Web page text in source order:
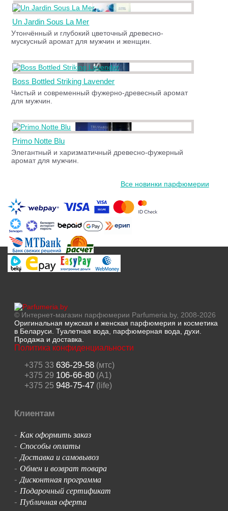
Un Jardin Sous La Mer
Утончённый и глубокий цветочный древесно-
мускусный аромат для мужчин и женщин.
Boss Bottled Striking Lavender
Чистый и современный фужерно-древесный аромат
для мужчин.
Primo Notte Blu
Элегантный и харизматичный древесно-фужерный
аромат для мужчин.
Все новинки парфюмерии
© Интернет-магазин парфюмерии Parfumeria.by, 2008-2026
Оригинальная мужская и женская парфюмерия и косметика
в Беларуси. Туалетная вода, парфюмерная вода, духи.
Продажа и доставка.
Политика конфиденциальности
+375 33 636-29-58(мтс)
+375 29 106-66-80(A1)
+375 25 948-75-47(life)
Клиентам
- Как оформить заказ
- Способы оплаты
-Доставка и самовывоз
- Обмен и возврат товара
-Дисконтная программа
- Подарочный сертификат
- Публичная оферта